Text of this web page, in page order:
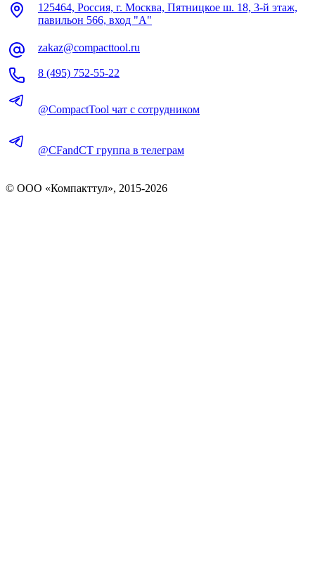
125464, Россия, г. Москва, Пятницкое ш. 18, 3-й этаж,
павильон 566, вход "А"
zakaz@compacttool.ru
8 (495) 752-55-22
@CompactTool чат с сотрудником
@CFandCT группа в телеграм
© OOO «Компакттул», 2015-2026